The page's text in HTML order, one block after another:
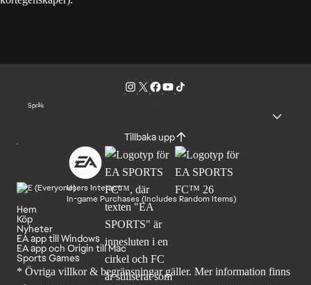
Språk
Tillbaka upp
Users Interact
In-game Purchases (Includes Random Items)
Hem
Köp
Nyheter
EA app till Windows
EA app och Origin till Mac
Sports Games
* Övriga villkor & begränsningar gäller. Merinformation finns